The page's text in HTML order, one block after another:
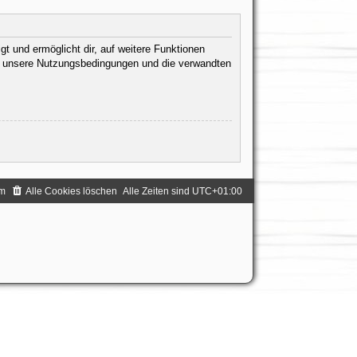
und ermöglicht dir, auf weitere Funktionen
Nutzungsbedingungen und die verwandten
Alle Zeiten sind UTC+01:00
Alle Cookies löschen